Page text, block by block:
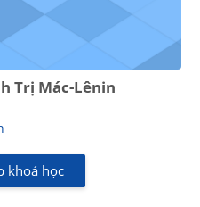
Trị Mác-Lênin
khoá học